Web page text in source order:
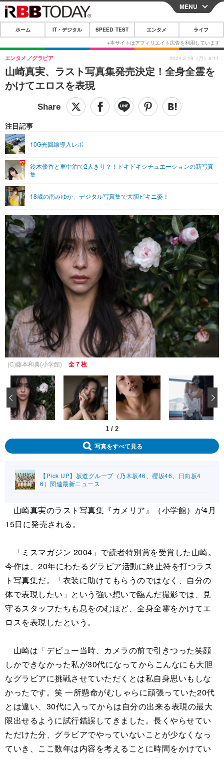
CLOSE
ホーム
IT・デジタル
IT・デジタルTOP スマートフォン
ショッピング その他
SPEED TEST
エンタメTOP 映画・ドラマ
ショッピング その他
ライフTOP
リリース一覧
プッシュ通知の停止方法
MENU
ホーム IT・デジタル SPEED TEST エンタメ ライフ
山崎真実、ラスト写真集発売決定！全身全霊を
かけてエロスを表現
エンタメ グラビア
注目記事
10G光回線導入レポ
鈴木優香と車中泊で2人きり？！ドキドキシチュエーションの新写真
集
18歳の南みゆか、デジタル写真集で大胆ビキニ姿！
2024.2.19（月）8:11
(C)藤本和典(小学館) 全 7 枚
1 / 2
‹
写真をすべて見る
【Pick UP】坂道グループ（乃木坂46、櫻坂46、日向坂4
6）関連最新ニュース
山崎真実のラスト写真集『カメリア』（小学館）が4月
15日に発売される。
「ミスマガジン 2004」で読者特別賞を受賞した山崎。
今作は、20年にわたるグラビア活動に終止符を打つラス
ト写真集だ。「衣装に助けてもらうのではなく、自分の
体で表現したい」という強い想いで臨んだ撮影では、見
守るスタッフたちも息をのむほど、全身全霊をかけてエ
ロスを表現したという。
山崎は「デビュー当時、カメラの前で引きつった笑顔
しかできなかった私が30代になってからこんなにも大胆
なグラビアに挑戦させていただくとは私自身思いもしな
かったです。笑 一所懸命がむしゃらに頑張っていた20代
とは違い、30代に入ってからは自分の出来る表現の最大
限出せるように試行錯誤してきました。長くやらせてい
ただけた分、グラビアでやっていないことが少なくなっ
ていき、ここ数年は内容を考えることに時間をかけてい